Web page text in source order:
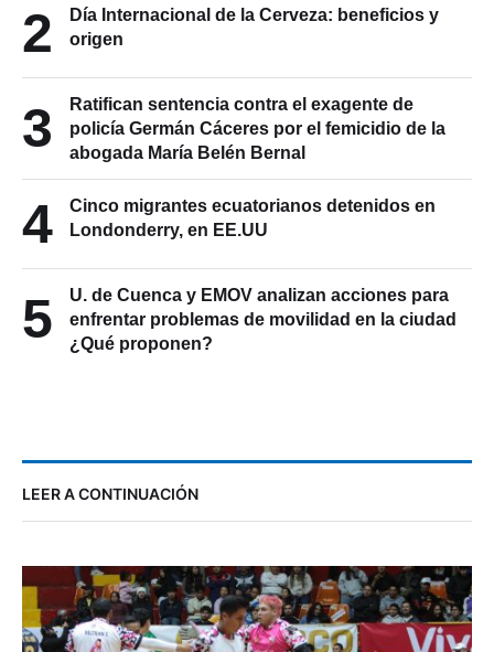
2
Día Internacional de la Cerveza: beneficios y
origen
3
Ratifican sentencia contra el exagente de
policía Germán Cáceres por el femicidio de la
abogada María Belén Bernal
4
Cinco migrantes ecuatorianos detenidos en
Londonderry, en EE.UU
5
U. de Cuenca y EMOV analizan acciones para
enfrentar problemas de movilidad en la ciudad
¿Qué proponen?
LEER A CONTINUACIÓN